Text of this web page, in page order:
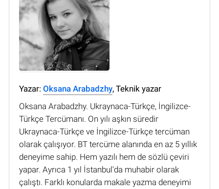
Yazar: Oksana Arabadzhy, Teknik yazar
Oksana Arabadzhy. Ukraynaca-Türkçe, İngilizce-
Türkçe Tercümanı. On yılı aşkın süredir
Ukraynaca-Türkçe ve İngilizce-Türkçe tercüman
olarak çalışıyor. BT tercüme alanında en az 5 yıllık
deneyime sahip. Hem yazılı hem de sözlü çeviri
yapar. Ayrıca 1 yıl İstanbul'da muhabir olarak
çalıştı. Farklı konularda makale yazma deneyimi